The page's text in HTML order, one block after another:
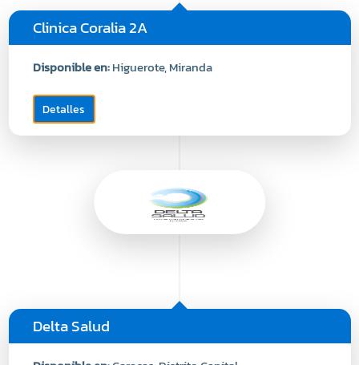
Clinica Coralia 2A
Disponible en:Higuerote, Miranda
Detalles
Delta Salud